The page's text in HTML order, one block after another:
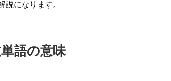
説になります。
語の意味